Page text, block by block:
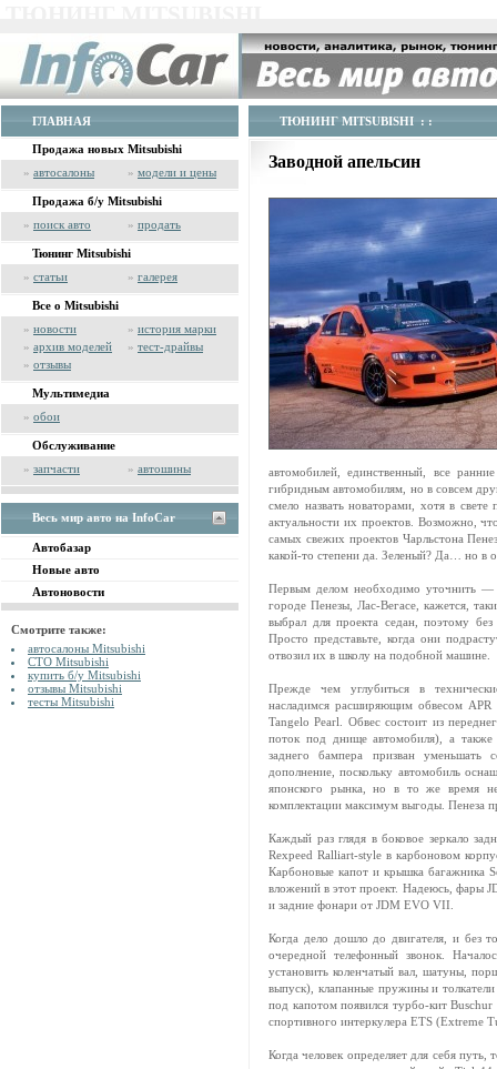
ГЛАВНАЯ
Продажа новых Mitsubishi
» автосалоны » модели и цены
Продажа б/у Mitsubishi
» поиск авто » продать
Тюнинг Mitsubishi
» статьи » галерея
Все о Mitsubishi
» новости » история марки
» архив моделей » тест-драйвы
» отзывы
Мультимедиа
» обои
Обслуживание
» запчасти » автошины
Весь мир авто на InfoCar
Автобазар
Новые авто
Автоновости
Смотрите также:
автосалоны Mitsubishi
СТО Mitsubishi
купить б/у Mitsubishi
отзывы Mitsubishi
тесты Mitsubishi
ТЮНИНГ MITSUBISHI : :
Заводной апельсин
автомобилей, единственный, все
гибридным автомобилям, но в совсем
смело назвать новаторами, хотя в
актуальности их проектов. Возможно,
самых свежих проектов Чарльстона
какой-то степени да. Зеленый? Да… но в
Первым делом необходимо уточнить —
городе Пенезы, Лас-Вегасе, кажется,
выбрал для проекта седан, поэтому
Просто представьте, когда они
отвозил их в школу на подобной машине.
Прежде чем углубиться в
насладимся расширяющим обвесом
Tangelo Pearl. Обвес состоит из
поток под днище автомобиля), а
заднего бампера призван уменьшать
дополнение, поскольку автомобиль
японского рынка, но в то же время
комплектации максимум выгоды. Пенеза
Каждый раз глядя в боковое зеркало
Rexpeed Ralliart-style в карбоновом
Карбоновые капот и крышка багажника
вложений в этот проект. Надеюсь, фары
и задние фонари от JDM EVO VII.
Когда дело дошло до двигателя, и без
очередной телефонный звонок.
установить коленчатый вал, шатуны,
выпуск), клапанные пружины и
под капотом появился турбо-кит
спортивного интеркулера ETS (Extreme
Когда человек определяет для себя